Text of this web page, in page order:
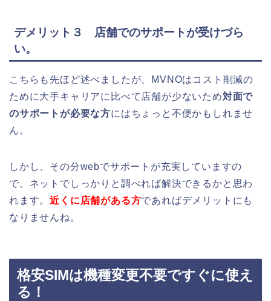
デメリット３ 店舗でのサポートが受けづら
い。
こちらも先ほど述べましたが、MVNOはコスト削減の
ために大手キャリアに比べて店舗が少ないため対面で
のサポートが必要な方にはちょっと不便かもしれませ
ん。
しかし、その分webでサポートが充実していますの
で、ネットでしっかりと調べれば解決できるかと思わ
れます。近くに店舗がある方であればデメリットにも
なりませんね。
格安SIMは機種変更不要ですぐに使え
る！